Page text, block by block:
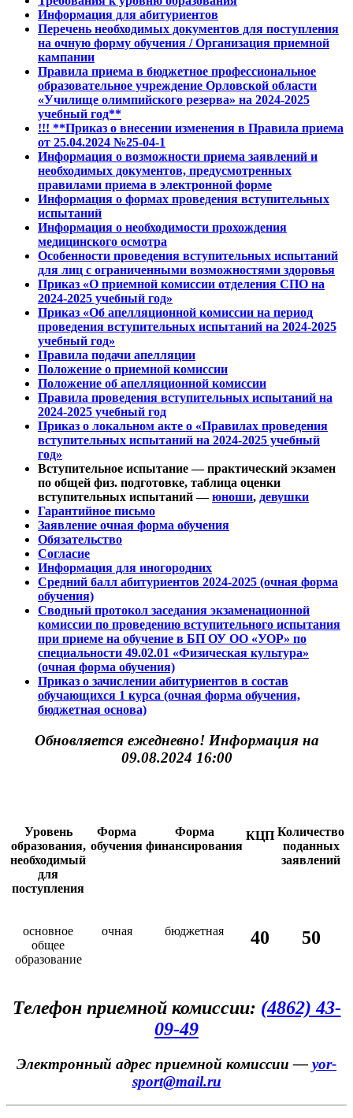
Информация для абитуриентов
Перечень необходимых документов для поступления
на очную форму обучения / Организация приемной
кампании
Правила приема в бюджетное профессиональное
образовательное учреждение Орловской области
«Училище олимпийского резерва» на 2024-2025
учебный год**
!!! **Приказ о внесении изменения в Правила приема
от 25.04.2024 №25-04-1
Информация о возможности приема заявлений и
необходимых документов, предусмотренных
правилами приема в электронной форме
Информация о формах проведения вступительных
испытаний
Информация о необходимости прохождения
медицинского осмотра
Особенности проведения вступительных испытаний
для лиц с ограниченными возможностями здоровья
Приказ «О приемной комиссии отделения СПО на
2024-2025 учебный год»
Приказ «Об апелляционной комиссии на период
проведения вступительных испытаний на 2024-2025
учебный год»
Правила подачи апелляции
Положение о приемной комиссии
Положение об апелляционной комиссии
Правила проведения вступительных испытаний на
2024-2025 учебный год
Приказ о локальном акте о «Правилах проведения
вступительных испытаний на 2024-2025 учебный
год»
Вступительное испытание — практический экзамен
по общей физ. подготовке, таблица оценки
вступительных испытаний —юноши, девушки
Гарантийное письмо
Заявление очная форма обучения
Обязательство
Согласие
Информация для иногородних
Средний балл абитуриентов 2024-2025 (очная форма
обучения)
Сводный протокол заседания экзаменационной
комиссии по проведению вступительного испытания
при приеме на обучение в БП ОУ ОО «УОР» по
специальности 49.02.01 «Физическая культура»
(очная форма обучения)
Приказ о зачислении абитуриентов в состав
обучающихся 1 курса (очная форма обучения,
бюджетная основа)
Обновляется ежедневно! Информация на
09.08.2024 16:00
Уровень
образования,
необходимый
для
поступления
Форма
обучения
Форма
финансирования
КЦП Количество
поданных
заявлений
основное
общее
образование
очная бюджетная 40 50
Телефон приемной комиссии: (4862) 43-
09-49
Электронный адрес приемной комиссии — yor-
sport@mail.ru